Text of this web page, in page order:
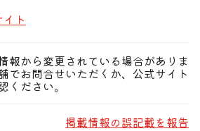
ト
報から変更されている場合がありま
でお問合せいただくか、公式サイト
ください。
掲載情報の誤記載を報告